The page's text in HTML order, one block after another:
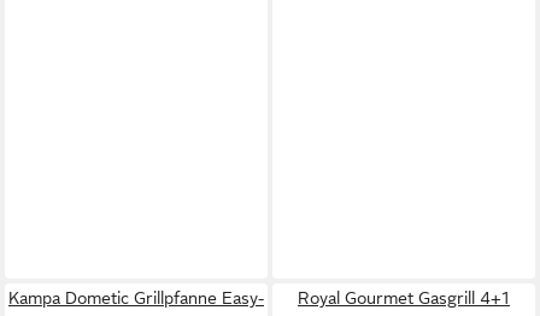
Kampa Dometic Grillpfanne Easy-
Royal Gourmet Gasgrill 4+1